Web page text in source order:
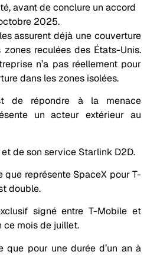
avant de conclure un accord
2025.
assurent déjà une couverture
reculées des États-Unis.
n’a pas réellement pour
dans les zones isolées.
de répondre à la menace
un acteur extérieur au
et de son service Starlink D2D.
que représente SpaceX pour T-
double.
signé entre T-Mobile et
ce mois de juillet.
que pour une durée d’un an à